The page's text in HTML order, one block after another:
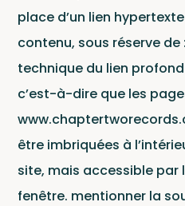
place d’un lien
contenu, sous réserve de
technique du lien
c’est-à-dire que les
être imbriquées à
site, mais accessible par
fenêtre. mentionner la
Ce site est protégé par
Politique de
Conditions d'utilisation.